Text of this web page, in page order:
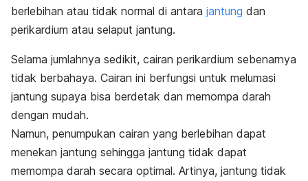
berlebihan atau tidak normal di antara jantung dan
perikardium atau selaput jantung.
Selama jumlahnya sedikit, cairan perikardium sebenarnya
tidak berbahaya. Cairan ini berfungsi untuk melumasi
jantung supaya bisa berdetak dan memompa darah
dengan mudah.
Namun, penumpukan cairan yang berlebihan dapat
menekan jantung sehingga jantung tidak dapat
memompa darah secara optimal. Artinya, jantung tidak